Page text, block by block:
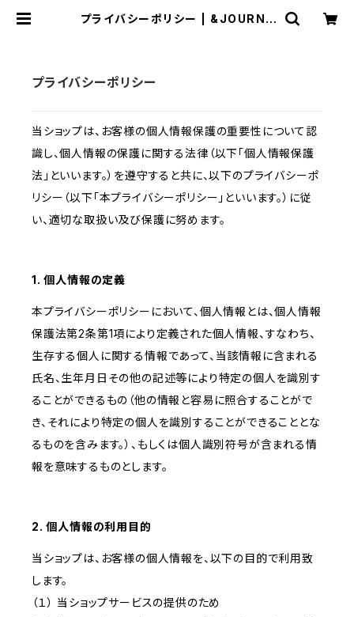
プライバシーポリシー | &JOURNE
プライバシーポリシー
当ショップは、お客様の個人情報保護の重要性について認
識し、個人情報の保護に関する法律（以下「個人情報保護
法」といいます。）を遵守すると共に、以下のプライバシーポ
リシー（以下「本プライバシーポリシー」といいます。）に従
い、適切な取扱い及び保護に努めます。
1. 個人情報の定義
本プライバシーポリシーにおいて、個人情報とは、個人情報
保護法第2条第1項により定義された個人情報、すなわち、
生存する個人に関する情報であって、当該情報に含まれる
氏名、生年月日その他の記述等により特定の個人を識別す
ることができるもの（他の情報と容易に照合することがで
き、それにより特定の個人を識別することができることとな
るものを含みます。）、もしくは個人識別符号が含まれる情
報を意味するものとします。
2. 個人情報の利用目的
当ショップは、お客様の個人情報を、以下の目的で利用致
します。
（１） 当ショップサービスの提供のため